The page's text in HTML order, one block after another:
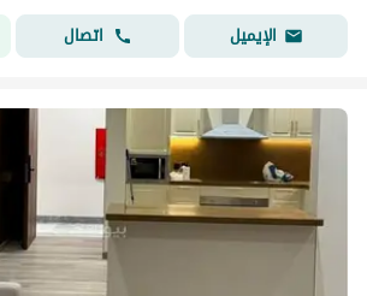
الإيميل
اتصال